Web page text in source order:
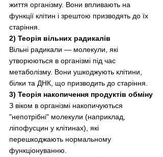
життя організму. Вони впливають на
функції клітин і зрештою призводять до їх
старіння.
2) Теорія вільних радикалів
Вільні радикали — молекули, які
утворюються в організмі під час
метаболізму. Вони ушкоджують клітини,
білки та ДНК, що призводить до старіння.
3) Теорія накопичення продуктів обміну
З віком в організмі накопичуються
"непотрібні" молекули (наприклад,
ліпофусцин у клітинах), які
перешкоджають нормальному
функціонуванню.